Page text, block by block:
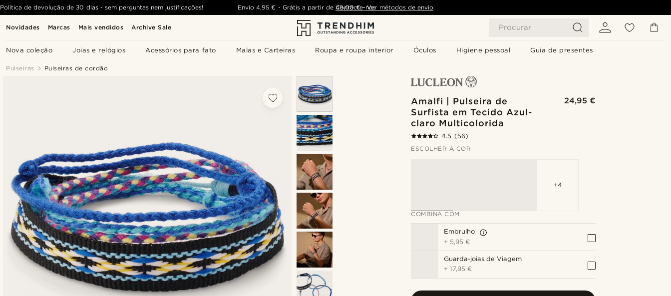
Novidades Marcas Mais vendidos Archive Sale Procurar
Nova coleção Joias e relógios Acessórios para fato Malas e Carteiras Roupa e roupa interior Óculos Higiene pessoal Guia de presentes
Política de devolução de 30 dias - sem perguntas nem justificações! Envio 4,95 € - Grátis a partir de 49,00 € - Ver métodos de envio
Contacte-nos
Pulseiras Pulseiras de cordão
Amalfi | Pulseira de
Surfista em Tecido Azul-
claro Multicolorida
24,95 €
4.5 (56)
ESCOLHER A COR
+4
COMBINA COM
Embrulho
+ 5,95 €
Guarda-joias de Viagem
+17,95 €